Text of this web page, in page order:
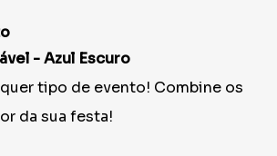
- Azul Escuro
tipo de evento! Combine os
da sua festa!